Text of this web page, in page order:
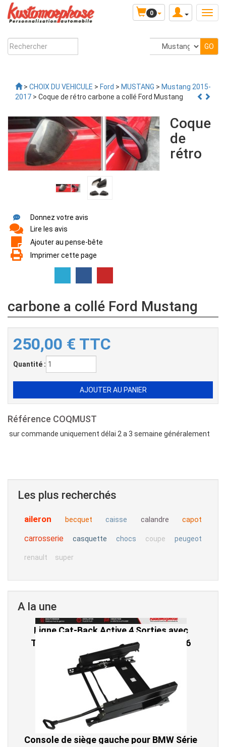
0
> CHOIX DU VEHICULE > Ford > MUSTANG > Mustang 2015-
2017 > Coque de rétro carbone a collé Ford Mustang
Donnez votre avis
Lire les avis
Ajouter au pense-bête
Imprimer cette page
Coque
de
rétro
carbone a collé Ford Mustang
250,00 € TTC
Quantité :
Référence COQMUST
sur commande uniquement délai 2 a 3 semaine généralement
Les plus recherchés
aileron becquet caisse calandre capot
carrosserie casquette chocs coupe peugeot
renault super
A la une
Console de siège gauche pour BMW Série
3 E46 (hors Cabriolet et CSL) et BMW X3